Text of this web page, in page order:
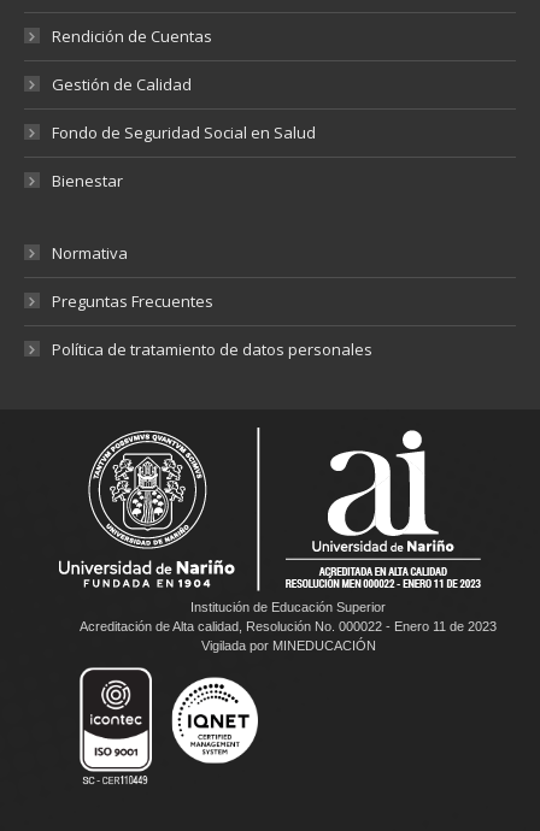
Rendición de Cuentas
Gestión de Calidad
Fondo de Seguridad Social en Salud
Bienestar
Normativa
Preguntas Frecuentes
Política de tratamiento de datos personales
Institución de Educación Superior
Acreditación de Alta calidad, Resolución No. 000022 - Enero 11 de 2023
Vigilada por MINEDUCACIÓN